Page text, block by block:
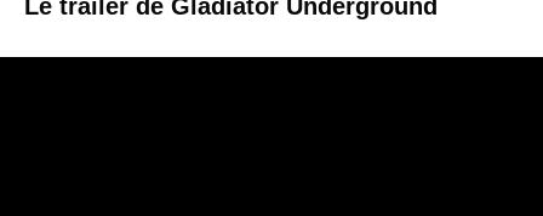
Le trailer de Gladiator Underground